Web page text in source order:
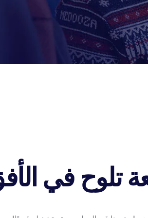
تلوح في